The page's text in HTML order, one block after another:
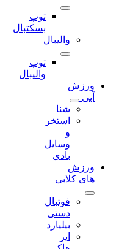
توپ
بسکتبال
والیبال
توپ
والیبال
ورزش
شنا
استخر
وسایل
ورزش
های کلابی
فوتبال
دستی
بیلیارد